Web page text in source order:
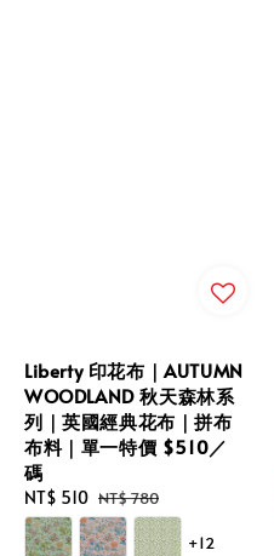
Liberty 印花布｜AUTUMN
WOODLAND 秋天森林系
列｜英國經典花布｜拼布
布料｜單一特價 $510／
碼
Sale
price
NT$ 510 Regular
price
NT$ 780
+12